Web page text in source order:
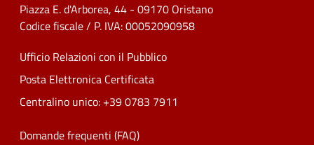
Piazza E. d'Arborea, 44 - 09170 Oristano
Codice fiscale / P. IVA: 00052090958
Ufficio Relazioni con il Pubblico
Posta Elettronica Certificata
Centralino unico: +39 0783 7911
Domande frequenti (FAQ)